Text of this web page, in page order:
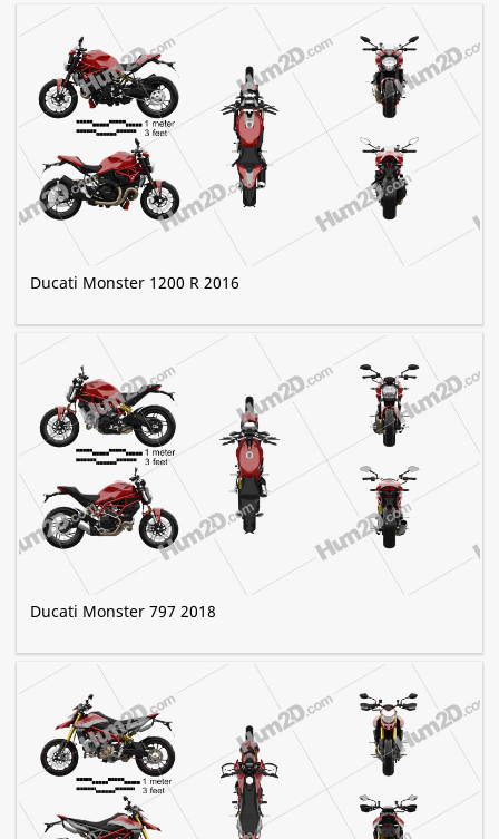
Ducati Monster 1200 R 2016
Ducati Monster 797 2018